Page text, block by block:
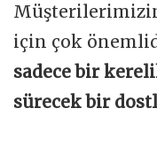
için çok
sadece bir
sürecek bir